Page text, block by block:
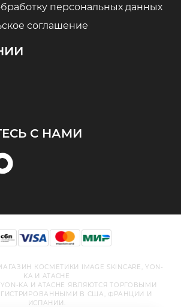
персональных данных
соглашение
С НАМИ
КОСМЕТИКИ IMAGE SKINCARE, YON-
KA И ATACHE
YON-KA И ATACHE ЯВЛЯЮТСЯ ТОРГОВЫМИ
В США, ФРАНЦИИ И
ИСПАНИИ.